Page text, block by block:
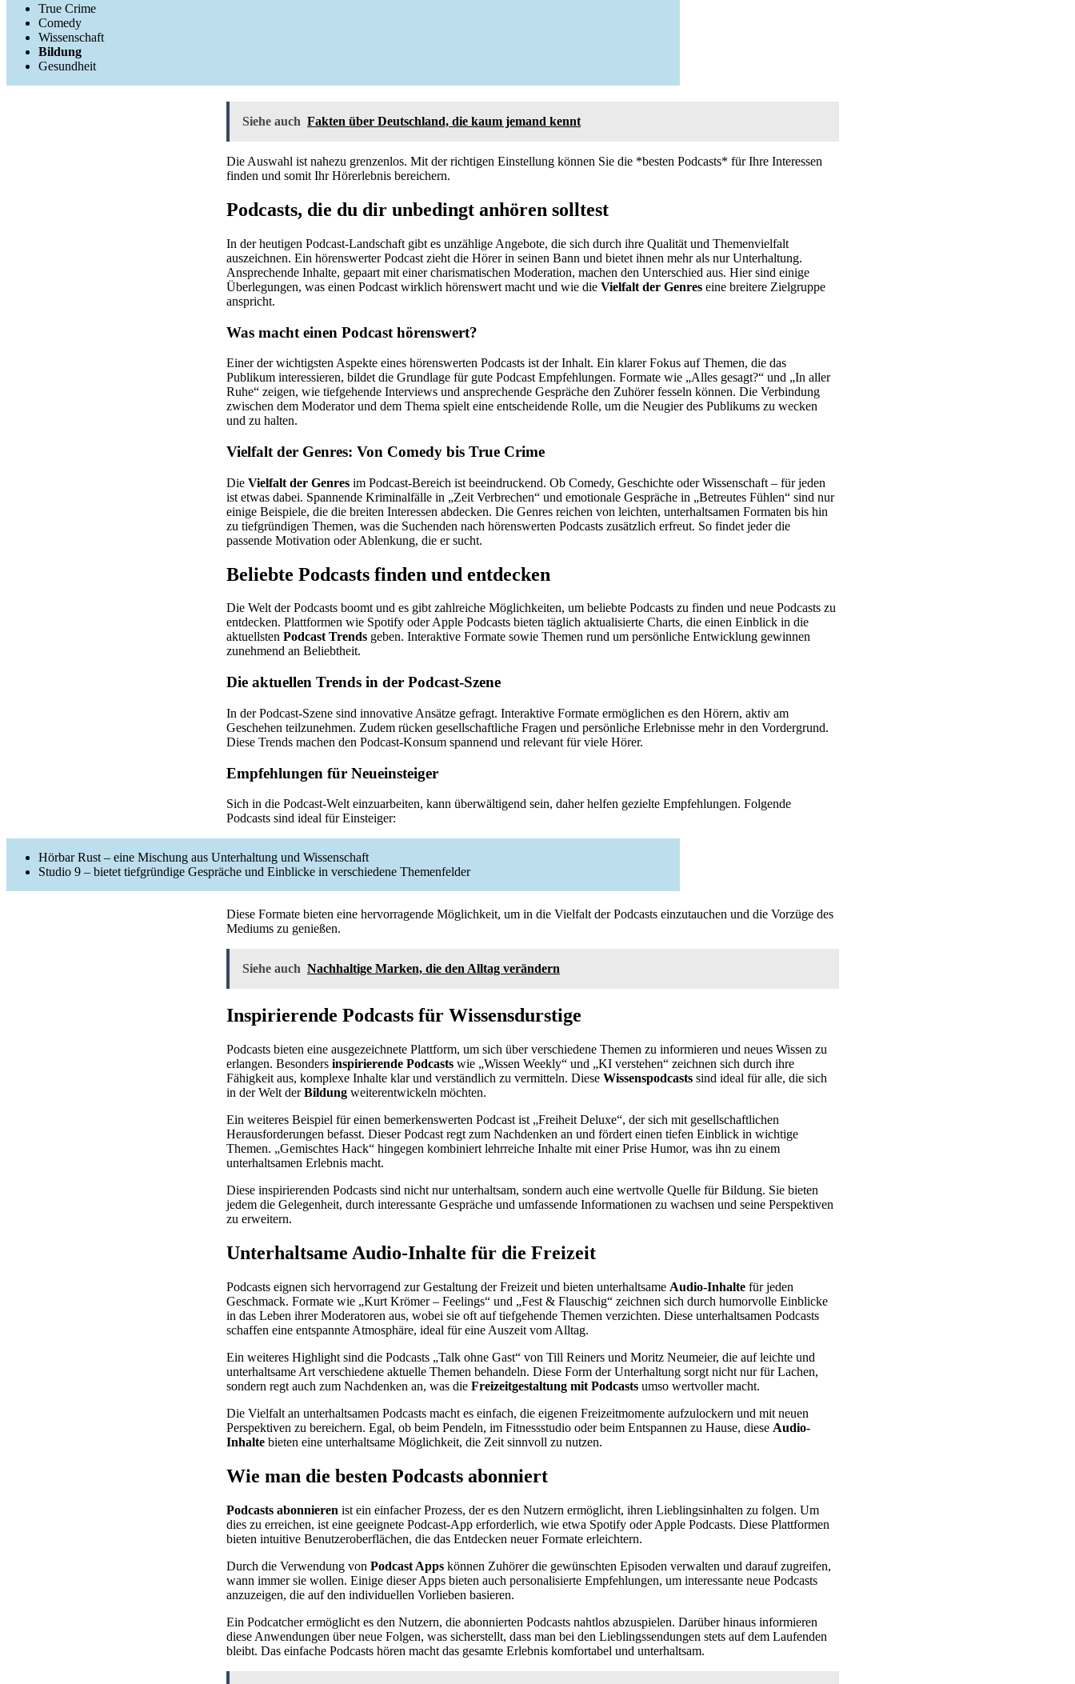
True Crime
Comedy
Wissenschaft
Bildung
Gesundheit
Siehe auch Fakten über Deutschland, die kaum jemand kennt
Die Auswahl ist nahezu grenzenlos. Mit der richtigen Einstellung können Sie die *besten Podcasts* für Ihre Interessen
finden und somit Ihr Hörerlebnis bereichern.
Podcasts, die du dir unbedingt anhören solltest
In der heutigen Podcast-Landschaft gibt es unzählige Angebote, die sich durch ihre Qualität und Themenvielfalt
auszeichnen. Ein hörenswerter Podcast zieht die Hörer in seinen Bann und bietet ihnen mehr als nur Unterhaltung.
Ansprechende Inhalte, gepaart mit einer charismatischen Moderation, machen den Unterschied aus. Hier sind einige
Überlegungen, was einen Podcast wirklich hörenswert macht und wie die Vielfalt der Genres eine breitere Zielgruppe
anspricht.
Was macht einen Podcast hörenswert?
Einer der wichtigsten Aspekte eines hörenswerten Podcasts ist der Inhalt. Ein klarer Fokus auf Themen, die das
Publikum interessieren, bildet die Grundlage für gute Podcast Empfehlungen. Formate wie „Alles gesagt?“ und „In aller
Ruhe“ zeigen, wie tiefgehende Interviews und ansprechende Gespräche den Zuhörer fesseln können. Die Verbindung
zwischen dem Moderator und dem Thema spielt eine entscheidende Rolle, um die Neugier des Publikums zu wecken
und zu halten.
Vielfalt der Genres: Von Comedy bis True Crime
Die Vielfalt der Genres im Podcast-Bereich ist beeindruckend. Ob Comedy, Geschichte oder Wissenschaft – für jeden
ist etwas dabei. Spannende Kriminalfälle in „Zeit Verbrechen“ und emotionale Gespräche in „Betreutes Fühlen“ sind nur
einige Beispiele, die die breiten Interessen abdecken. Die Genres reichen von leichten, unterhaltsamen Formaten bis hin
zu tiefgründigen Themen, was die Suchenden nach hörenswerten Podcasts zusätzlich erfreut. So findet jeder die
passende Motivation oder Ablenkung, die er sucht.
Beliebte Podcasts finden und entdecken
Die Welt der Podcasts boomt und es gibt zahlreiche Möglichkeiten, um beliebte Podcasts zu finden und neue Podcasts zu
entdecken. Plattformen wie Spotify oder Apple Podcasts bieten täglich aktualisierte Charts, die einen Einblick in die
aktuellsten Podcast Trends geben. Interaktive Formate sowie Themen rund um persönliche Entwicklung gewinnen
zunehmend an Beliebtheit.
Die aktuellen Trends in der Podcast-Szene
In der Podcast-Szene sind innovative Ansätze gefragt. Interaktive Formate ermöglichen es den Hörern, aktiv am
Geschehen teilzunehmen. Zudem rücken gesellschaftliche Fragen und persönliche Erlebnisse mehr in den Vordergrund.
Diese Trends machen den Podcast-Konsum spannend und relevant für viele Hörer.
Empfehlungen für Neueinsteiger
Sich in die Podcast-Welt einzuarbeiten, kann überwältigend sein, daher helfen gezielte Empfehlungen. Folgende
Podcasts sind ideal für Einsteiger:
Hörbar Rust – eine Mischung aus Unterhaltung und Wissenschaft
Studio 9 – bietet tiefgründige Gespräche und Einblicke in verschiedene Themenfelder
Diese Formate bieten eine hervorragende Möglichkeit, um in die Vielfalt der Podcasts einzutauchen und die Vorzüge des
Mediums zu genießen.
Siehe auch Nachhaltige Marken, die den Alltag verändern
Inspirierende Podcasts für Wissensdurstige
Podcasts bieten eine ausgezeichnete Plattform, um sich über verschiedene Themen zu informieren und neues Wissen zu
erlangen. Besonders inspirierende Podcasts wie „Wissen Weekly“ und „KI verstehen“ zeichnen sich durch ihre
Fähigkeit aus, komplexe Inhalte klar und verständlich zu vermitteln. Diese Wissenspodcasts sind ideal für alle, die sich
in der Welt derBildung weiterentwickeln möchten.
Ein weiteres Beispiel für einen bemerkenswerten Podcast ist „Freiheit Deluxe“, der sich mit gesellschaftlichen
Herausforderungen befasst. Dieser Podcast regt zum Nachdenken an und fördert einen tiefen Einblick in wichtige
Themen. „Gemischtes Hack“ hingegen kombiniert lehrreiche Inhalte mit einer Prise Humor, was ihn zu einem
unterhaltsamen Erlebnis macht.
Diese inspirierenden Podcasts sind nicht nur unterhaltsam, sondern auch eine wertvolle Quelle für Bildung. Sie bieten
jedem die Gelegenheit, durch interessante Gespräche und umfassende Informationen zu wachsen und seine Perspektiven
zu erweitern.
Unterhaltsame Audio-Inhalte für die Freizeit
Podcasts eignen sich hervorragend zur Gestaltung der Freizeit und bieten unterhaltsame Audio-Inhalte für jeden
Geschmack. Formate wie „Kurt Krömer – Feelings“ und „Fest & Flauschig“ zeichnen sich durch humorvolle Einblicke
in das Leben ihrer Moderatoren aus, wobei sie oft auf tiefgehende Themen verzichten. Diese unterhaltsamen Podcasts
schaffen eine entspannte Atmosphäre, ideal für eine Auszeit vom Alltag.
Ein weiteres Highlight sind die Podcasts „Talk ohne Gast“ von Till Reiners und Moritz Neumeier, die auf leichte und
unterhaltsame Art verschiedene aktuelle Themen behandeln. Diese Form der Unterhaltung sorgt nicht nur für Lachen,
sondern regt auch zum Nachdenken an, was die Freizeitgestaltung mit Podcasts umso wertvoller macht.
Die Vielfalt an unterhaltsamen Podcasts macht es einfach, die eigenen Freizeitmomente aufzulockern und mit neuen
Perspektiven zu bereichern. Egal, ob beim Pendeln, im Fitnessstudio oder beim Entspannen zu Hause, diese Audio-
Inhalte bieten eine unterhaltsame Möglichkeit, die Zeit sinnvoll zu nutzen.
Wie man die besten Podcasts abonniert
Podcasts abonnieren ist ein einfacher Prozess, der es den Nutzern ermöglicht, ihren Lieblingsinhalten zu folgen. Um
dies zu erreichen, ist eine geeignete Podcast-App erforderlich, wie etwa Spotify oder Apple Podcasts. Diese Plattformen
bieten intuitive Benutzeroberflächen, die das Entdecken neuer Formate erleichtern.
Durch die Verwendung von Podcast Apps können Zuhörer die gewünschten Episoden verwalten und darauf zugreifen,
wann immer sie wollen. Einige dieser Apps bieten auch personalisierte Empfehlungen, um interessante neue Podcasts
anzuzeigen, die auf den individuellen Vorlieben basieren.
Ein Podcatcher ermöglicht es den Nutzern, die abonnierten Podcasts nahtlos abzuspielen. Darüber hinaus informieren
diese Anwendungen über neue Folgen, was sicherstellt, dass man bei den Lieblingssendungen stets auf dem Laufenden
bleibt. Das einfache Podcasts hören macht das gesamte Erlebnis komfortabel und unterhaltsam.